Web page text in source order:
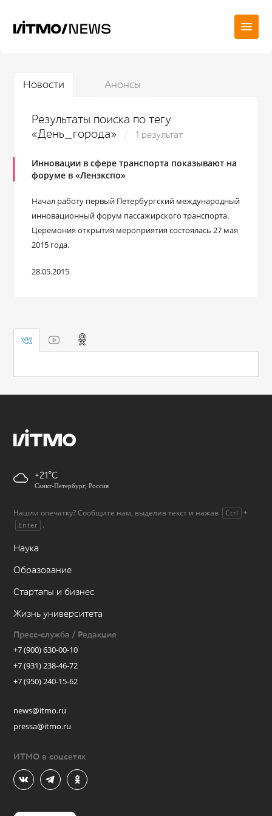
Новости Анонсы
Результаты поиска по тегу
«День_города»
1 результат
Инновации в сфере транспорта показывают на
форуме в «Ленэкспо»
Начал работу первый Петербургский международный
инновационный форум пассажирского транспорта.
Церемония открытия мероприятия состоялась 27 мая
2015 года.
28.05.2015
+21
Санкт-Петербург, Россия
Нашли опечатку? Сообщите нам, выделив текст и нажав Ctrl +
Enter .
Наука
Образование
Стартапы и бизнес
Жизнь университета
Пресс-служба / Редакция
+7 (900) 630-00-10
+7 (931) 238-46-72
+7 (950) 240-15-62
news@itmo.ru
pressa@itmo.ru
ИТМО в соцсетях